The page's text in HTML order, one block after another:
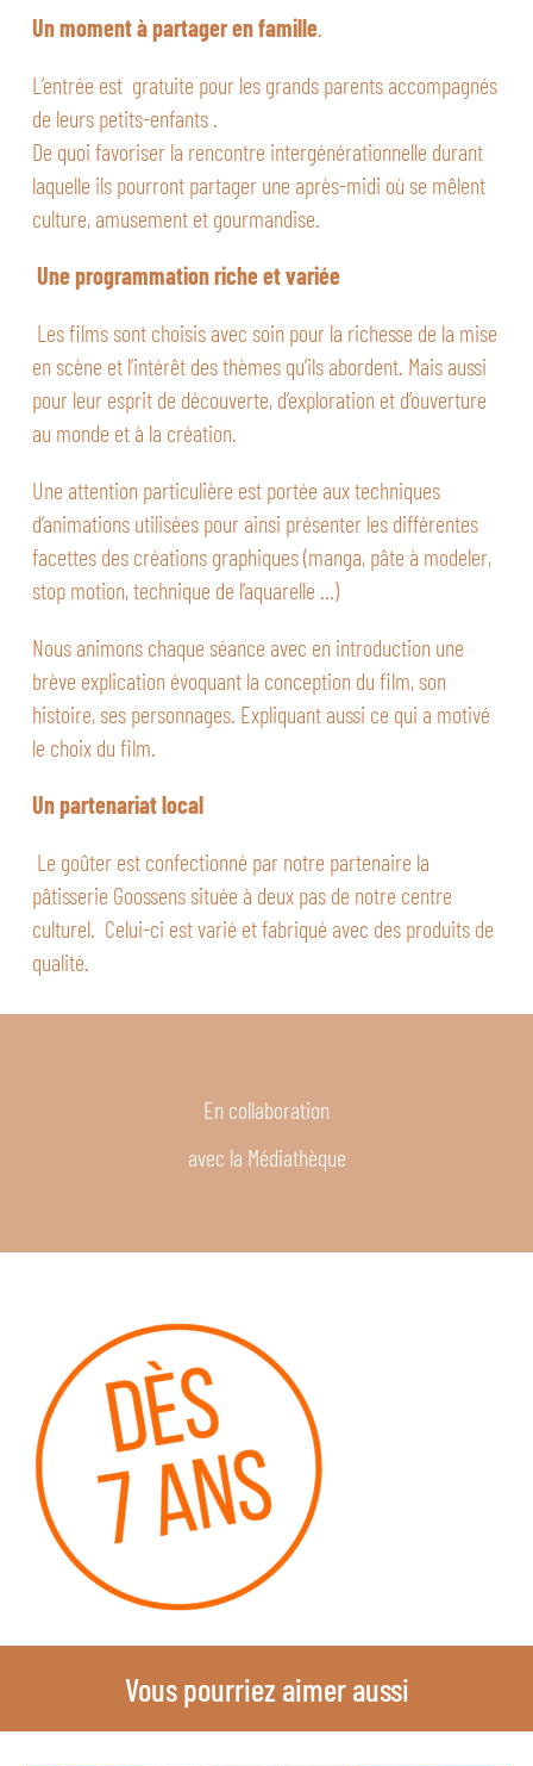
Un moment à partager en famille.
L’entrée est gratuite pour les grands parents accompagnés
de leurs petits-enfants .
De quoi favoriser la rencontre intergénérationnelle durant
laquelle ils pourront partager une après-midi où se mêlent
culture, amusement et gourmandise.
Une programmation riche et variée
Les films sont choisis avec soin pour la richesse de la mise
en scène et l’intérêt des thèmes qu’ils abordent. Mais aussi
pour leur esprit de découverte, d’exploration et d’ouverture
au monde et à la création.
Une attention particulière est portée aux techniques
d’animations utilisées pour ainsi présenter les différentes
facettes des créations graphiques (manga, pâte à modeler,
stop motion, technique de l’aquarelle …)
Nous animons chaque séance avec en introduction une
brève explication évoquant la conception du film, son
histoire, ses personnages. Expliquant aussi ce qui a motivé
le choix du film.
Un partenariat local
Le goûter est confectionné par notre partenaire la
pâtisserie Goossens située à deux pas de notre centre
culturel. Celui-ci est varié et fabriqué avec des produits de
qualité.
En collaboration
avec la Médiathèque
Vous pourriez aimer aussi